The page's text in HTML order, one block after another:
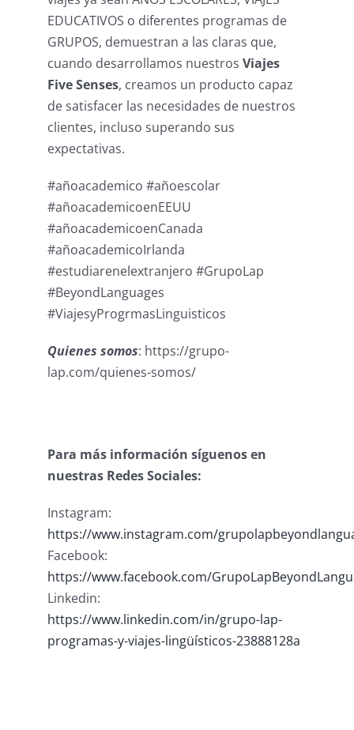
EDUCATIVOS o diferentes programas de
GRUPOS, demuestran a las claras que,
cuando desarrollamos nuestros Viajes
Five Senses, creamos un producto capaz
de satisfacer las necesidades de nuestros
clientes, incluso superando sus
expectativas.
#añoacademico #añoescolar
#añoacademicoenEEUU
#añoacademicoenCanada
#añoacademicoIrlanda
#estudiarenelextranjero #GrupoLap
#BeyondLanguages
#ViajesyProgrmasLinguisticos
Quienes somos: https://grupo-
lap.com/quienes-somos/
Para más información síguenos en
nuestras Redes Sociales:
Instagram:
https://www.instagram.com/
Facebook:
https://www.facebook.com/
Linkedin:
https://www.linkedin.com/in/grupo-lap-
programas-y-viajes-lingüísticos-23888128a